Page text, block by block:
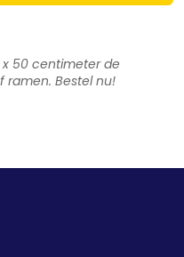
50 centimeter de
Bestel nu!